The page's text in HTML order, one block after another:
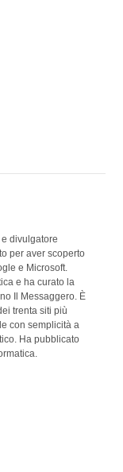
divulgatore
per aver scoperto
e Microsoft.
e ha curato la
Il Messaggero. È
trenta siti più
con semplicità a
Ha pubblicato